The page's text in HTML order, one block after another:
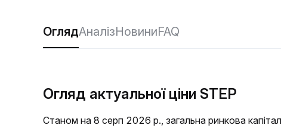
ОглядАналізНовиниFAQ
Огляд актуальної ціни STEP
Станом на 8 серп 2026 р., загальна ринкова